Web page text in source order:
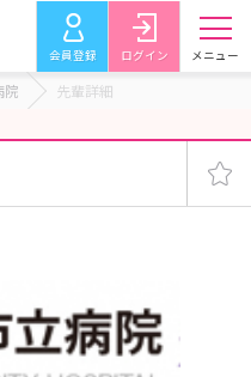
会員登録 ログイン メニュー
院 先輩詳細